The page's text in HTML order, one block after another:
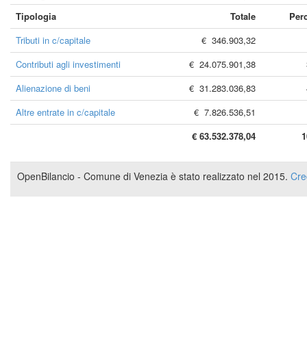
Tipologia Totale
Tributi in c/capitale
€ 346.903,32
Contributi agli investimenti
€ 24.075.901,38
Alienazione di beni
€ 31.283.036,83
Altre entrate in c/capitale
€ 7.826.536,51
€ 63.532.378,04
OpenBilancio - Comune di Venezia è stato realizzato nel 2015.